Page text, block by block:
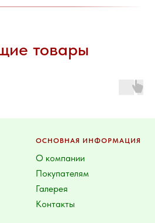
товары
ОСНОВНАЯ ИНФОРМАЦИЯ
О компании
Покупателям
Галерея
Контакты